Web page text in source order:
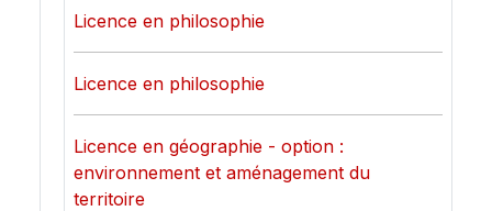
Licence en philosophie
Licence en philosophie
Licence en géographie - option :
environnement et aménagement du
territoire